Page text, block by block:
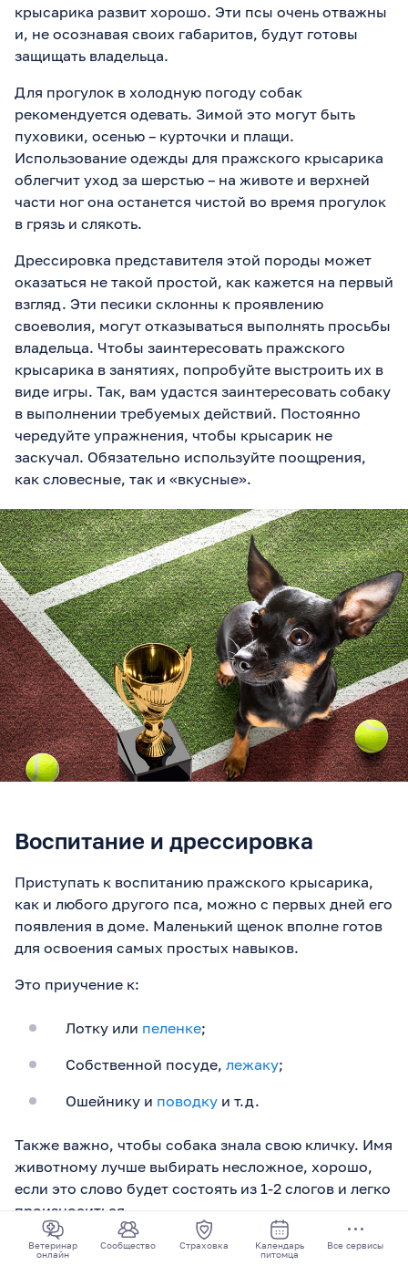
Ветеринар
онлайн
Сообщество Страховка
Календарь
питомца
Все сервисы
крысарика развит хорошо. Эти псы очень отважны
и, не осознавая своих габаритов, будут готовы
защищать владельца.
Для прогулок в холодную погоду собак
рекомендуется одевать. Зимой это могут быть
пуховики, осенью – курточки и плащи.
Использование одежды для пражского крысарика
облегчит уход за шерстью – на животе и верхней
части ног она останется чистой во время прогулок
в грязь и слякоть.
Дрессировка представителя этой породы может
оказаться не такой простой, как кажется на первый
взгляд. Эти песики склонны к проявлению
своеволия, могут отказываться выполнять просьбы
владельца. Чтобы заинтересовать пражского
крысарика в занятиях, попробуйте выстроить их в
виде игры. Так, вам удастся заинтересовать собаку
в выполнении требуемых действий. Постоянно
чередуйте упражнения, чтобы крысарик не
заскучал. Обязательно используйте поощрения,
как словесные, так и «вкусные».
Воспитание и дрессировка
Приступать к воспитанию пражского крысарика,
как и любого другого пса, можно с первых дней его
появления в доме. Маленький щенок вполне готов
для освоения самых простых навыков.
Это приучение к:
Лотку или пеленке;
Собственной посуде, лежаку;
Ошейнику и поводку и т.д.
Также важно, чтобы собака знала свою кличку. Имя
животному лучше выбирать несложное, хорошо,
если это слово будет состоять из 1-2 слогов и легко
произноситься.
Подзывайте малыша к себе, четко выговаривая его